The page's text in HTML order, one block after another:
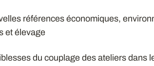
références économiques,
et élevage
du couplage des ateliers dans